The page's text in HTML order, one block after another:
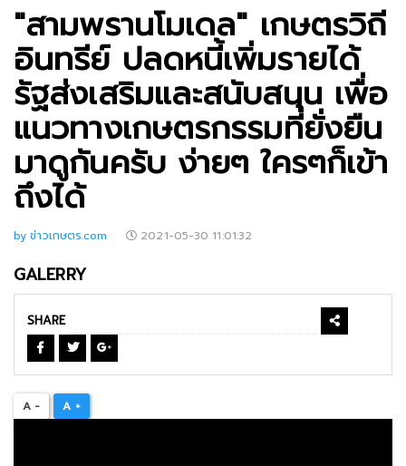
RECOMMEND
NEWS
LOGIN
REGISTER
"สามพรานโมเดล" เกษตรวิถี
อินทรีย์ ปลดหนี้เพิ่มรายได้
รัฐส่งเสริมและสนับสนุน เพื่อ
แนวทางเกษตรกรรมที่ยั่งยืน
มาดูกันครับ ง่ายๆ ใครๆก็เข้า
ถึงได้
by ข่าวเกษตร.com 2021-05-30 11:01:32
GALERRY
SHARE
A - A +